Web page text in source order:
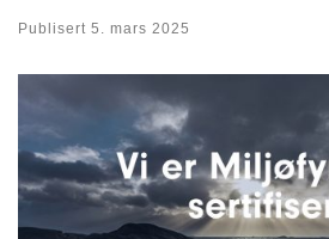
Publisert 5. mars 2025